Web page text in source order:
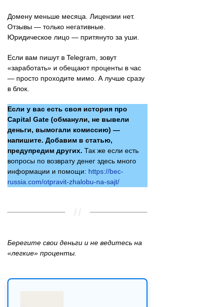
Домену меньше месяца. Лицензии нет.
Отзывы — только негативные.
Юридическое лицо — притянуто за уши.
Если вам пишут в Telegram, зовут
«заработать» и обещают проценты в час
— просто проходите мимо. А лучше сразу
в блок.
Если у вас есть своя история про
Capital Gate (обманули, не вывели
деньги, вымогали комиссию) —
напишите. Добавим в статью,
предупредим других. Так же если есть
вопросы по возврату денег здесь много
информации и помощи: https://bec-
russia.com/otpravit-zhalobu-na-sajt/
Берегите свои деньги и не ведитесь на
«легкие» проценты.